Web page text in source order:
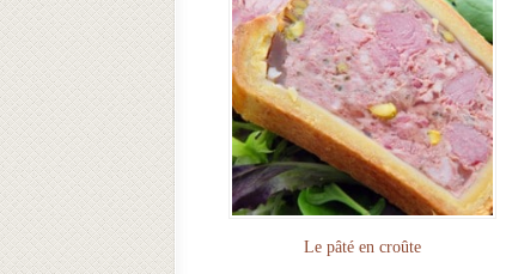
Le pâté en croûte